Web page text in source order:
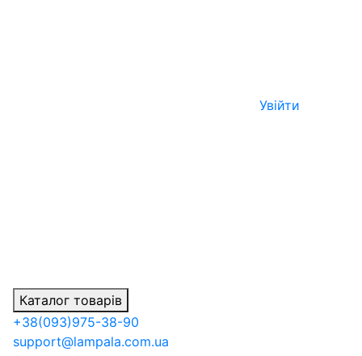
Увійти
Каталог товарів
+38(093)975-38-90
support@lampala.com.ua